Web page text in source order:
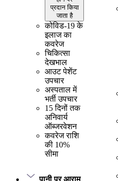
प्रदान किया
जाता है
कोविड-19 के
इलाज का
कवरेज
चिकित्सा
देखभाल
आउट पेशेंट
उपचार
अस्पताल में
भर्ती उपचार
15 दिनों तक
अनिवार्य
ऑब्जरवेशन
कवरेज राशि
की 10%
सीमा
पानी पर आराम